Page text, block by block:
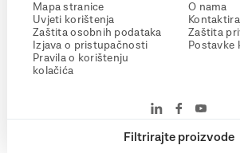
Filtrirajte proizvode
Mapa stranice
Uvjeti korištenja
Zaštita osobnih podataka
Izjava o pristupačnosti
Pravila o korištenju
kolačića
O nama
Zaštita
Postavke